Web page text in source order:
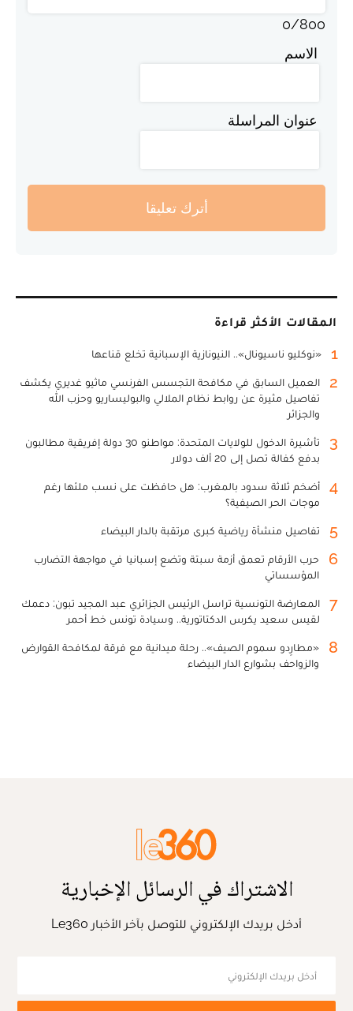
0/800
الاسم
عنوان المراسلة
أترك تعليقا
المقالات الأكثر قراءة
1 «نوكليو ناسيونال».. النيونازية الإسبانية تخلع قناعها
2
العميل السابق في مكافحة التجسس الفرنسي ماثيو غديري يكشف
تفاصيل مثيرة عن روابط نظام الملالي والبوليساريو وحزب الله
والجزائر
3
تأشيرة الدخول للولايات المتحدة: مواطنو 30 دولة إفريقية مطالبون
بدفع كفالة تصل إلى 20 ألف دولار
4
أضخم ثلاثة سدود بالمغرب: هل حافظت على نسب ملئها رغم
موجات الحر الصيفية؟
5 تفاصيل منشأة رياضية كبرى مرتقبة بالدار البيضاء
6
حرب الأرقام تعمق أزمة سبتة وتضع إسبانيا في مواجهة التضارب
المؤسساتي
7
المعارضة التونسية تراسل الرئيس الجزائري عبد المجيد تبون: دعمك
لقيس سعيد يكرس الدكتاتورية.. وسيادة تونس خط أحمر
8
«مطارِدو سموم الصيف».. رحلة ميدانية مع فرقة لمكافحة القوارض
والزواحف بشوارع الدار البيضاء
الاشتراك في الرسائل الإخبارية
أدخل بريدك الإلكتروني للتوصل بآخر الأخبار Le360